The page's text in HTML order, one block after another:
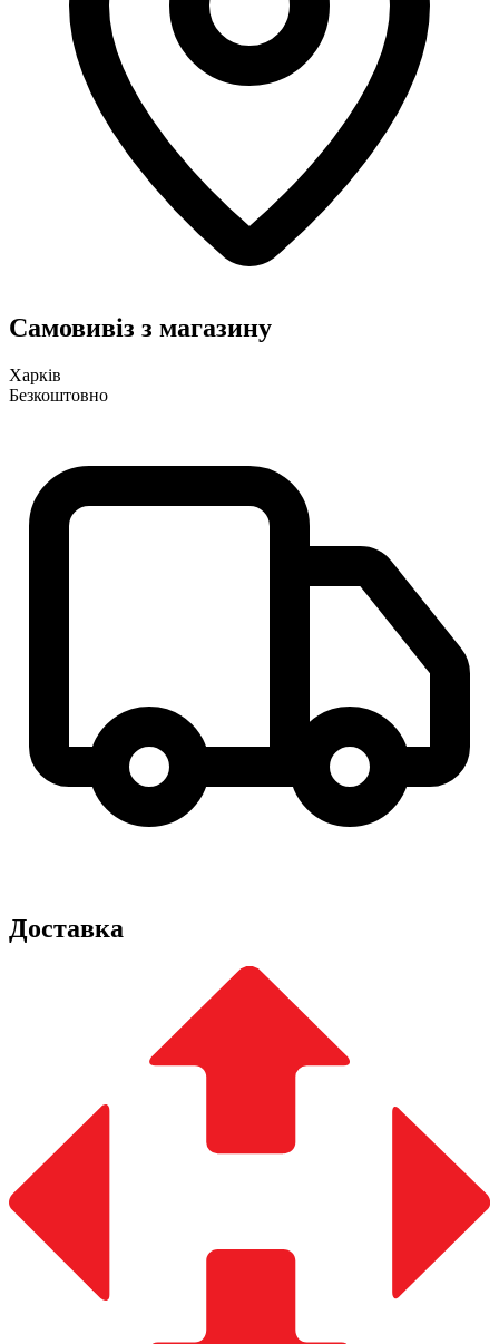
Самовивіз з магазину
Харків
Безкоштовно
Доставка